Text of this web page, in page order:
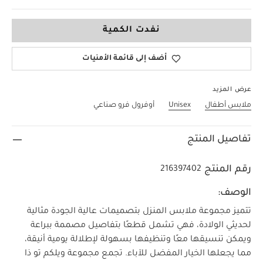
نفدت الكمية
أضف إلى قائمة الأمنيات
عرض المزيد
ملابس أطفال Unisex أوفرول فرو صناعي
تفاصيل المنتج
رقم المنتج 216397402
الوصف:
تتميز مجموعة ملابس المنزل بتصميمات عالية الجودة مثالية
لحديثي الولادة، فهي تشمل قطعًا بتفاصيل مصممة ببراعة
ويمكن تنسيقها معًا وتنظيفها بسهولة لإطلالة يومية أنيقة،
مما يجعلها الخيار المفضل للآباء. تجمع مجموعة ويلكم تو ذا